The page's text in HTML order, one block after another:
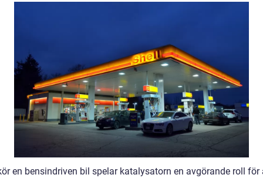
en bensindriven bil spelar katalysatorn en avgörande roll för